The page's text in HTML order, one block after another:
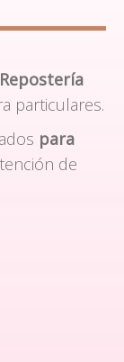
Repostería
particulares.
para
de